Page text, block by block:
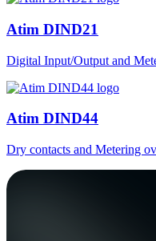
Atim DIND21
Digital Input/Output and
Atim DIND44
Dry contacts and Metering